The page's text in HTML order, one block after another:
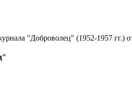
"Доброволец" (1952-1957 гг.)